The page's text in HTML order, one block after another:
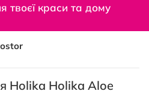
твоєї краси та дому
Holika Holika Aloe